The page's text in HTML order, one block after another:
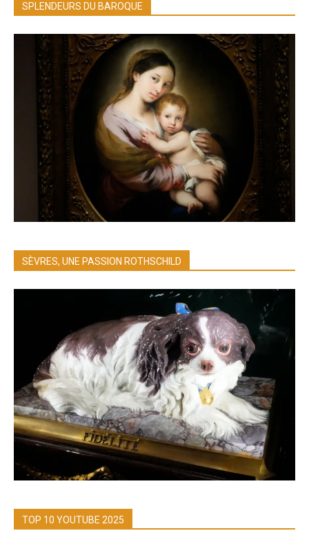
SPLENDEURS DU BAROQUE
SÈVRES, UNE PASSION ROTHSCHILD
TOP 10 YOUTUBE 2025